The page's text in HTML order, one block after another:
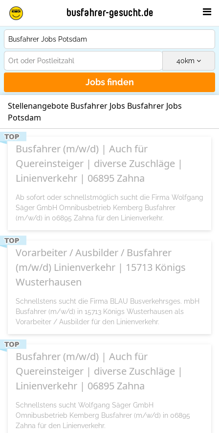
busfahrer-gesucht.de
40km
Jobs finden
Stellenangebote Busfahrer Jobs Busfahrer Jobs
Potsdam
Busfahrer (m/w/d) | Auch für
Quereinsteiger | diverse Zuschläge |
Linienverkehr | 06895 Zahna
Ab sofort oder schnellstmöglich sucht die Firma Wolfgang
Säger GmbH Omnibusbetrieb Kemberg Busfahrer
(m/w/d) in 06895 Zahna für den Linienverkehr.
Vorarbeiter / Ausbilder / Busfahrer
(m/w/d) Linienverkehr | 15713 Königs
Wusterhausen
Schnellstens sucht die Firma BLAU Busverkehrsges. mbH
Busfahrer (m/w/d) in 15713 Königs Wusterhausen als
Vorarbeiter / Ausbilder für den Linienverkehr.
Busfahrer (m/w/d) | Auch für
Quereinsteiger | diverse Zuschläge |
Linienverkehr | 06895 Zahna
Schnellstens sucht Wolfgang Säger GmbH
Omnibusbetrieb Kemberg Busfahrer (m/w/d) in 06895
Zahna für den Linienverkehr.